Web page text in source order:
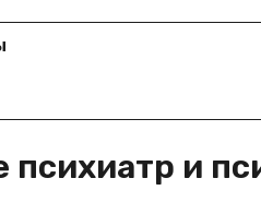
психиатр и